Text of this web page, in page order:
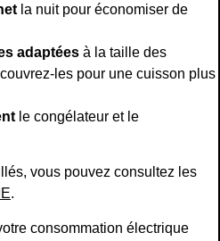
la nuit pour économiser de
adaptées à la taille des
les pour une cuisson plus
le congélateur et le
vous pouvez consultez les
.
consommation électrique